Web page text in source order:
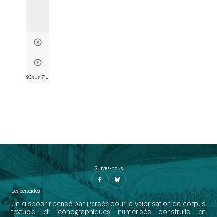
Suivez-nous
Les perséides
Un dispositif pensé par Persée pour la valorisation de corpus
textuels et iconographiques numérisés construits en